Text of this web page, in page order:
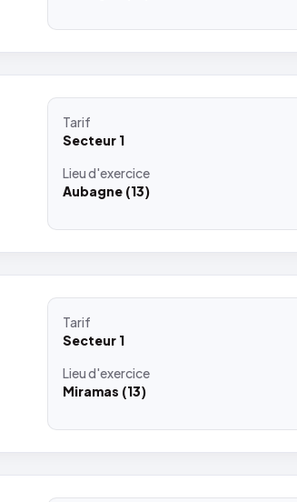
Tarif
Secteur 1
Lieud'exercice
Aubagne (13)
Tarif
Secteur 1
Lieud'exercice
Miramas (13)